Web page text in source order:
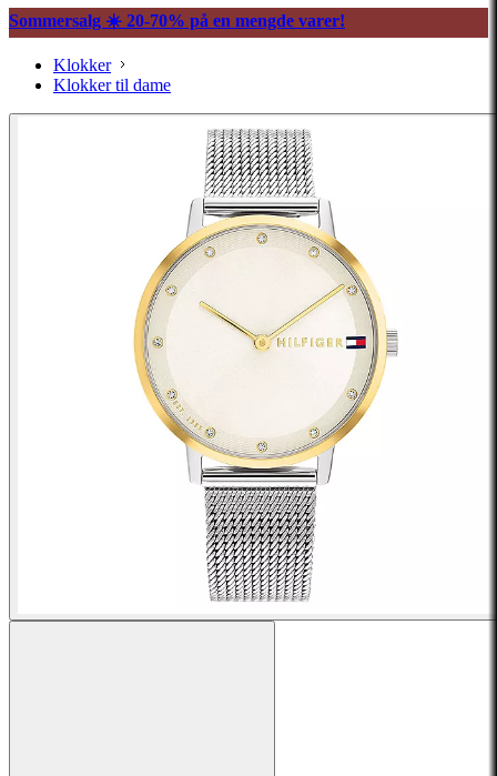
Sommersalg ☀️ 20-70% på en mengde varer!
Klokker
Klokker til dame